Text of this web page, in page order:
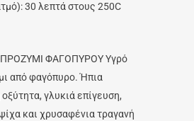
30 λεπτά στους 250C
ΦΑΓΟΠΥΡΟΥ Υγρό
από φαγόπυρο. Ήπια
γλυκιά επίγευση,
και χρυσαφένια τραγανή